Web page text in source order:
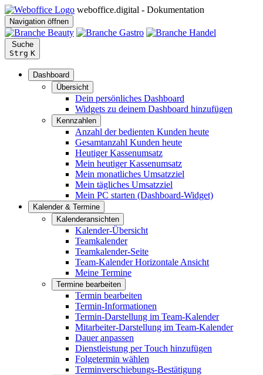
weboffice.digital - Dokumentation
Navigation öffnen
Suche
Strg K
Dashboard
Übersicht
Dein persönliches Dashboard
Widgets zu deinem Dashboard hinzufügen
Kennzahlen
Anzahl der bedienten Kunden heute
Gesamtanzahl Kunden heute
Heutiger Kassenumsatz
Mein heutiger Kassenumsatz
Mein monatliches Umsatzziel
Mein tägliches Umsatzziel
Mein PC starten (Dashboard-Widget)
Kalender & Termine
Kalenderansichten
Kalender-Übersicht
Teamkalender
Teamkalender-Seite
Team-Kalender Horizontale Ansicht
Meine Termine
Termine bearbeiten
Termin bearbeiten
Termin-Informationen
Termin-Darstellung im Team-Kalender
Mitarbeiter-Darstellung im Team-Kalender
Dauer anpassen
Dienstleistung per Touch hinzufügen
Folgetermin wählen
Terminverschiebungs-Bestätigung